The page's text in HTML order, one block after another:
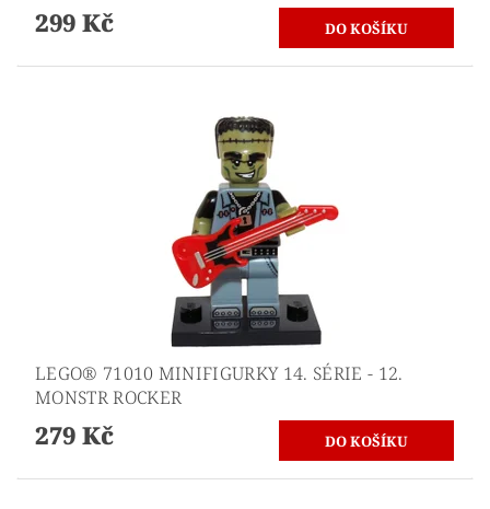
299 Kč
LEGO® 71010 MINIFIGURKY 14. SÉRIE - 12.
MONSTR ROCKER
279 Kč